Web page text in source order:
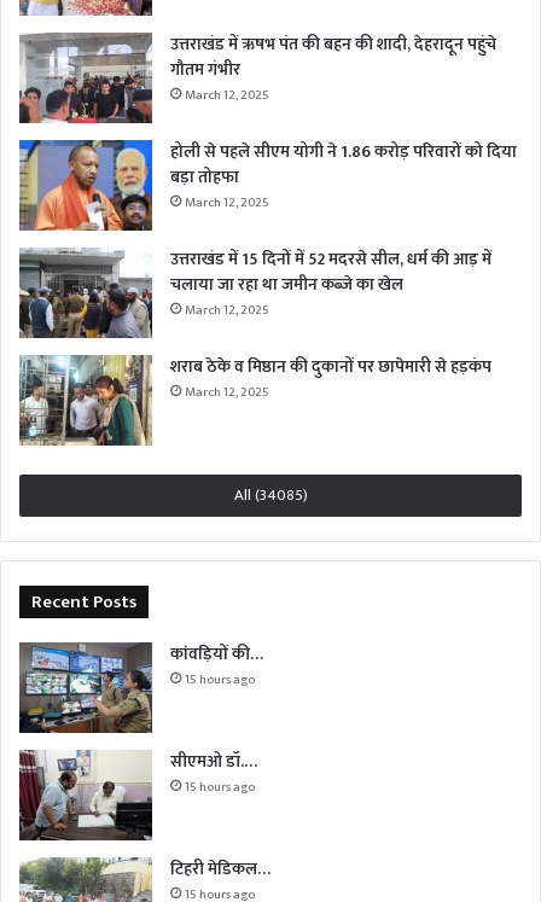
उत्तराखंड में ऋषभ पंत की बहन की शादी, देहरादून पहुंचे
गौतम गंभीर
March 12, 2025
होली से पहले सीएम योगी ने 1.86 करोड़ परिवारों को दिया
बड़ा तोहफा
March 12, 2025
उत्तराखंड में 15 दिनों में 52 मदरसे सील, धर्म की आड़ में
चलाया जा रहा था जमीन कब्जे का खेल
March 12, 2025
शराब ठेके व मिष्ठान की दुकानों पर छापेमारी से हड़कंप
March 12, 2025
All (34085)
Recent Posts
कांवड़ियों की…
15 hours ago
सीएमओ डॉ.…
15 hours ago
टिहरी मेडिकल…
15 hours ago